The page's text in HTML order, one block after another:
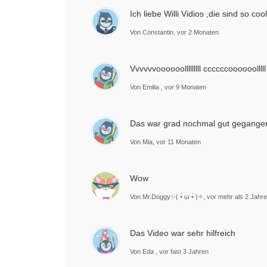
Ich liebe Willi Vidios ,die sind so cool
Von Constantin, vor 2 Monaten
Vvvvvvoooooolllllllll
Von Emilia , vor 9 Monaten
Das war grad nochmal gut
Von Mia, vor 11 Monaten
Wow
Von Mr.Doggy✨( •̀ ω •́ )✧, vor mehr als 2
Das Video war sehr hilfreich
Von Eda , vor fast 3 Jahren